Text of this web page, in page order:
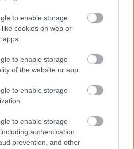
to enable storage
cookies on web or
to enable storage
of the website or app.
to enable storage
to enable storage
authentication
prevention, and other
divi cilvēki ar lielu gadu
starpību,” Linda Kalniņa
Džilindžeru